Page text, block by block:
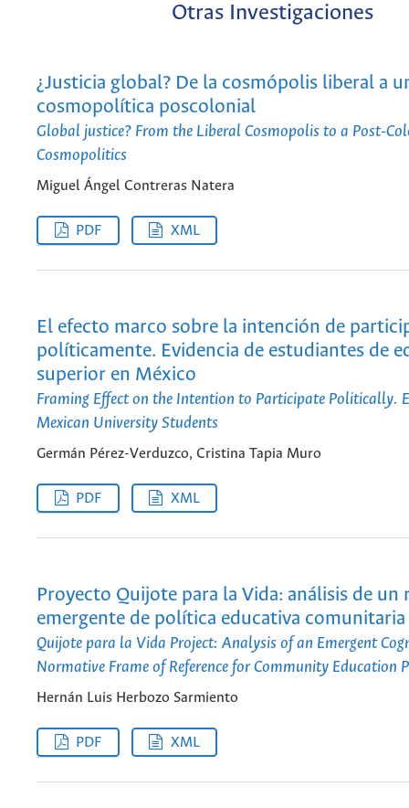
Otras Investigaciones
¿Justicia global? De la cosmópolis liberal a
cosmopolítica poscolonial
Global justice? From the Liberal Cosmopolis to a Post-
Cosmopolitics
Miguel Ángel Contreras Natera
PDF XML
El efecto marco sobre la intención de
políticamente. Evidencia de estudiantes de
superior en México
Framing Effect on the Intention to Participate Politically.
Mexican University Students
Germán Pérez-Verduzco, Cristina Tapia Muro
PDF XML
Proyecto Quijote para la Vida: análisis de un
emergente de política educativa comunitaria
Quijote para la Vida Project: Analysis of an Emergent
Normative Frame of Reference for Community Education
Hernán Luis Herbozo Sarmiento
PDF XML